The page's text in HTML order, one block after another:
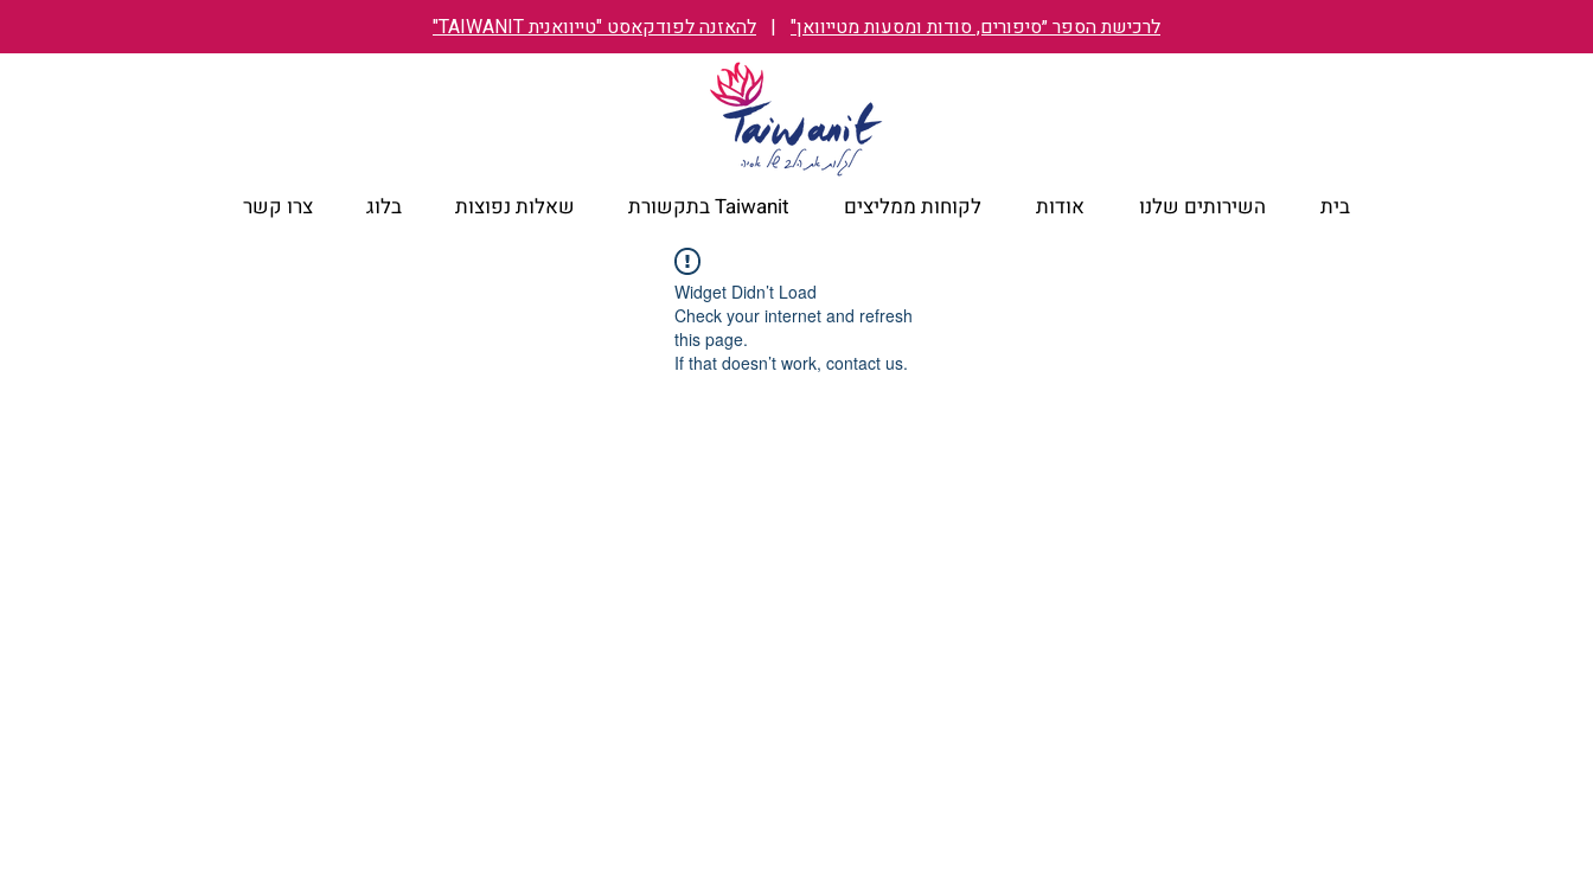
לרכישת הספר ״סיפורים, סודות ומסעות מטייוואן" | להאזנה לפודקאסט "טייוואנית TAIWANIT"
בית השירותים שלנו אודות לקוחות ממליצים Taiwanit בתקשורת שאלות נפוצות בלוג צרו קשר
Widget Didn’t Load
Check your internet and refresh
this page.
If that doesn’t work, contact us.